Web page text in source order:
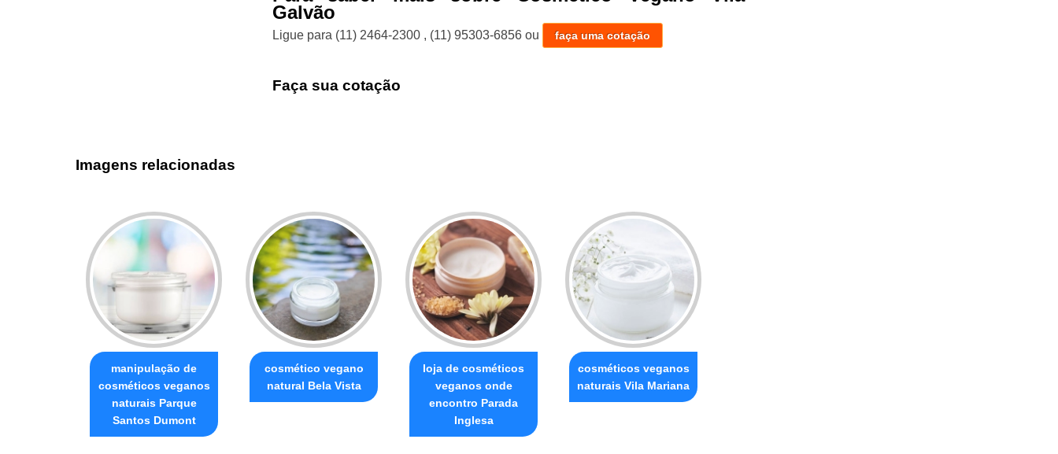
Galvão
Ligue para (11) 2464-2300 , (11) 95303-6856 ou faça uma cotação
Faça sua cotação
Imagens relacionadas
manipulação de
cosméticos veganos
naturais Parque
Santos Dumont
cosmético vegano
natural Bela Vista
loja de cosméticos
veganos onde
encontro Parada
Inglesa
cosméticos veganos
naturais Vila Mariana